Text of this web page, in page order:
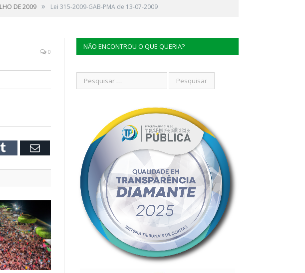
DE 2009 » Lei 315-2009-GAB-PMA de 13-07-2009
0
Tumblr Email
NÃO ENCONTROU O QUE QUERIA?